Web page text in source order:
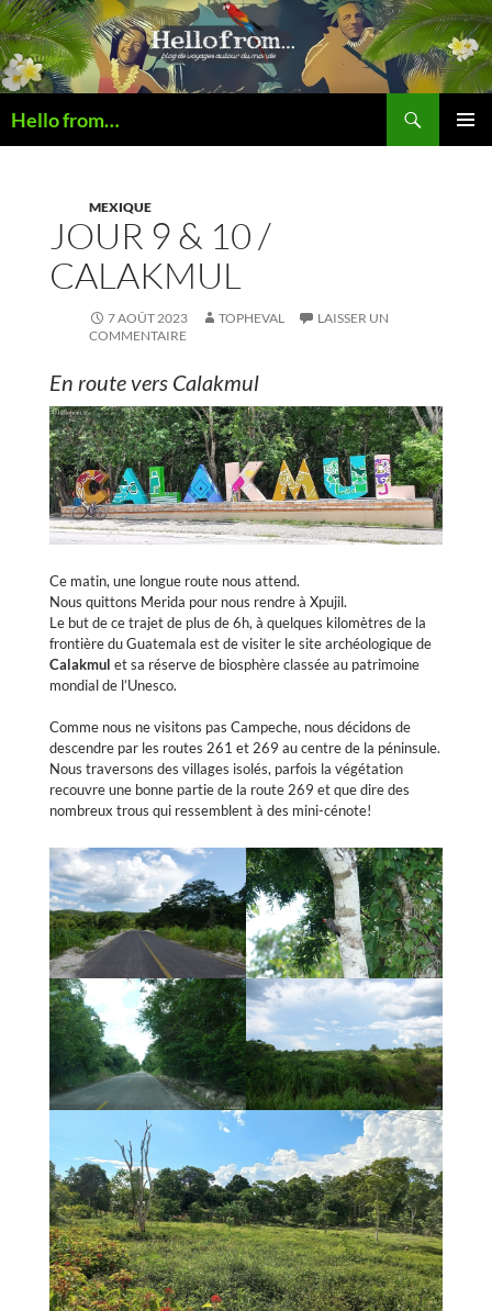
Hello from…
MEXIQUE
JOUR 9 & 10 /
CALAKMUL
7 AOÛT 2023 TOPHEVAL
LAISSER UN
COMMENTAIRE
En route vers Calakmul
Ce matin, une longue route nous attend.
Nous quittons Merida pour nous rendre à Xpujil.
Le but de ce trajet de plus de 6h, à quelques kilomètres de la
frontière du Guatemala est de visiter le site archéologique de
Calakmul et sa réserve de biosphère classée au patrimoine
mondial de l’Unesco.
Comme nous ne visitons pas Campeche, nous décidons de
descendre par les routes 261 et 269 au centre de la péninsule.
Nous traversons des villages isolés, parfois la végétation
recouvre une bonne partie de la route 269 et que dire des
nombreux trous qui ressemblent à des mini-cénote!